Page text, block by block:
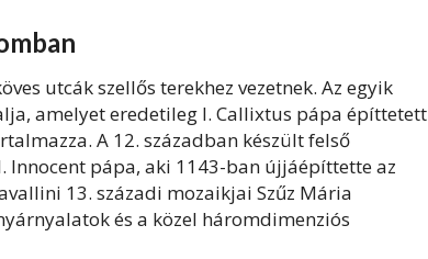
utcák szellős terekhez vezetnek. Az egyik
amelyet eredetileg I. Callixtus pápa építtetett
A 12. században készült felső
Innocent pápa, aki 1143-ban újjáépíttette az
13. századi mozaikjai Szűz Mária
és a közel háromdimenziós